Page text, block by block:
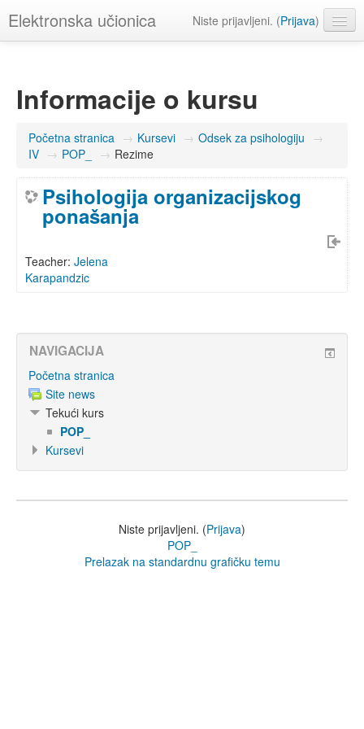
Elektronska učionica Niste prijavljeni. (Prijava)
Informacije o kursu
Početna stranica → Kursevi → Odsek za psihologiju →
IV → POP_ → Rezime
Psihologija organizacijskog
ponašanja
Teacher: Jelena
Karapandzic
NAVIGACIJA
Početna stranica
Site news
Tekući kurs
POP_
Kursevi
Niste prijavljeni. (Prijava)
POP_
Prelazak na standardnu grafičku temu